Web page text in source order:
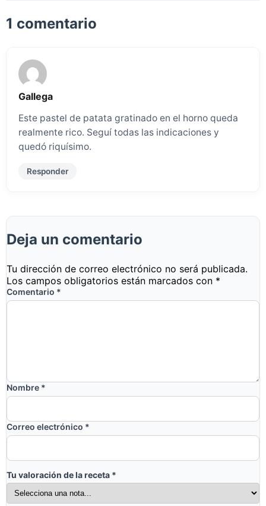
1 comentario
Gallega
Este pastel de patata gratinado en el horno queda
realmente rico. Seguí todas las indicaciones y
quedó riquísimo.
Responder
Deja un comentario
Tu dirección de correo electrónico no será publicada.
Los campos obligatorios están marcados con *
Comentario *
Nombre *
Correo electrónico *
Tu valoración de la receta *